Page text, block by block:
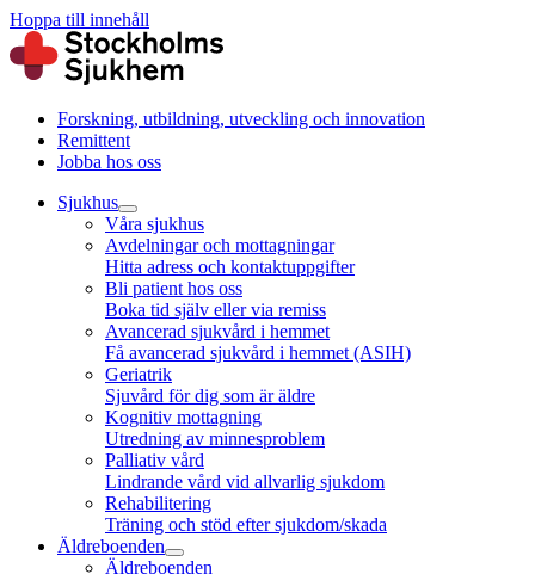
Hoppa till innehåll
Forskning, utbildning, utveckling och innovation
Remittent
Jobba hos oss
Sjukhus
Våra sjukhus
Avdelningar och mottagningar
Hitta adress och kontaktuppgifter
Bli patient hos oss
Boka tid själv eller via remiss
Avancerad sjukvård i hemmet
Få avancerad sjukvård i hemmet (ASIH)
Geriatrik
Sjuvård för dig som är äldre
Kognitiv mottagning
Utredning av minnesproblem
Palliativ vård
Lindrande vård vid allvarlig sjukdom
Rehabilitering
Träning och stöd efter sjukdom/skada
Äldreboenden
Äldreboenden